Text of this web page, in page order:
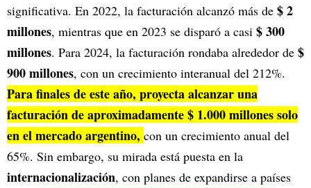
significativa. En 2022, la facturación alcanzó más de $ 2
millones, mientras que en 2023 se disparó a casi $ 300
millones. Para 2024, la facturación rondaba alrededor de $
900 millones, con un crecimiento interanual del 212%.
Para finales de este año, proyecta alcanzar una
facturación de aproximadamente $ 1.000 millones solo
en el mercado argentino, con un crecimiento anual del
65%. Sin embargo, su mirada está puesta en la
internacionalización, con planes de expandirse a países